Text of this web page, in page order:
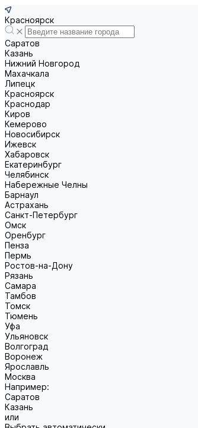
Красноярск
Саратов
Казань
Нижний Новгород
Махачкала
Липецк
Красноярск
Краснодар
Киров
Кемерово
Новосибирск
Ижевск
Хабаровск
Екатеринбург
Челябинск
Набережные Челны
Барнаул
Астрахань
Санкт-Петербург
Омск
Оренбург
Пенза
Пермь
Ростов-на-Дону
Рязань
Самара
Тамбов
Томск
Тюмень
Уфа
Ульяновск
Волгоград
Воронеж
Ярославль
Москва
Например:
Саратов
Казань
или